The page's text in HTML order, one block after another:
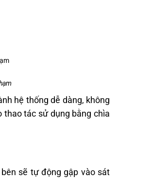
hệ thống dễ dàng, không
tác sử dụng bằng chìa
sẽ tự động gập vào sát